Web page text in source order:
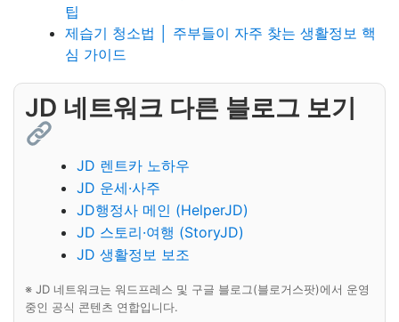
팁
제습기 청소법 │ 주부들이 자주 찾는 생활정보 핵
심 가이드
JD 네트워크 다른 블로그 보기
JD 렌트카 노하우
JD 운세·사주
JD행정사 메인 (HelperJD)
JD 스토리·여행 (StoryJD)
JD 생활정보 보조
※ JD 네트워크는 워드프레스 및 구글 블로그(블로거스팟)에서 운영
중인 공식 콘텐츠 연합입니다.